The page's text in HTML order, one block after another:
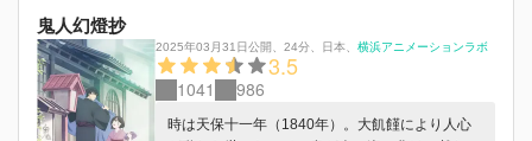
鬼人幻燈抄
2025年03月31日公開、 24分、 日本、 横浜アニメーションラボ
3.5
1041 986
時は天保十一年（1840年）。大飢饉により人心